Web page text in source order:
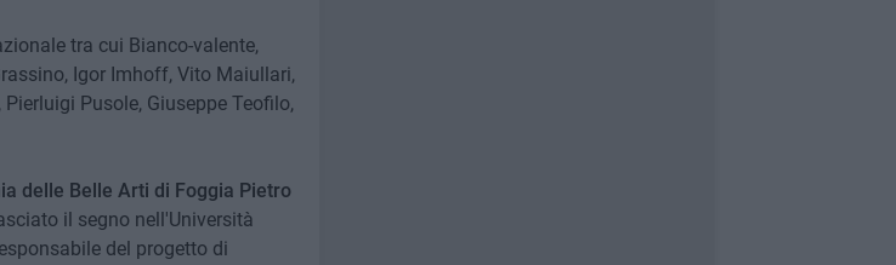
tra cui Bianco-valente,
Igor Imhoff, Vito Maiullari,
Pusole, Giuseppe Teofilo,
delle Belle Arti di Foggia Pietro
il segno nell'Università
del progetto di